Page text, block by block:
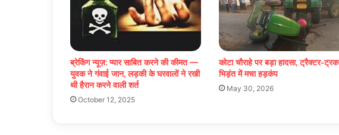
ब्रेकिंग न्यूज़: प्यार साबित करने की कीमत —
युवक ने गंवाई जान, लड़की के घरवालों ने रखी
थी हैरान करने वाली शर्त
October 12, 2025
कोटा चौराहे पर बड़ा हादसा, ट्रैक्टर-ट्रक
भिड़ंत में मचा हड़कंप
May 30, 2026